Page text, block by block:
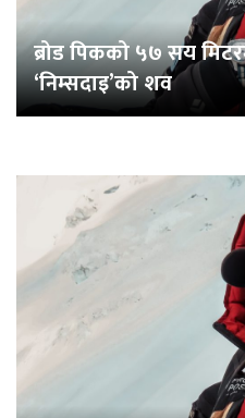
ब्रोड पिकको ५७ सय
‘निम्सदाइ’को शव